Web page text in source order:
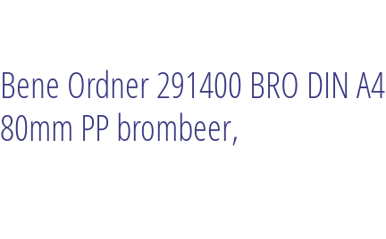
Bene Ordner 291400 BRO DIN A4
80mm PP brombeer,